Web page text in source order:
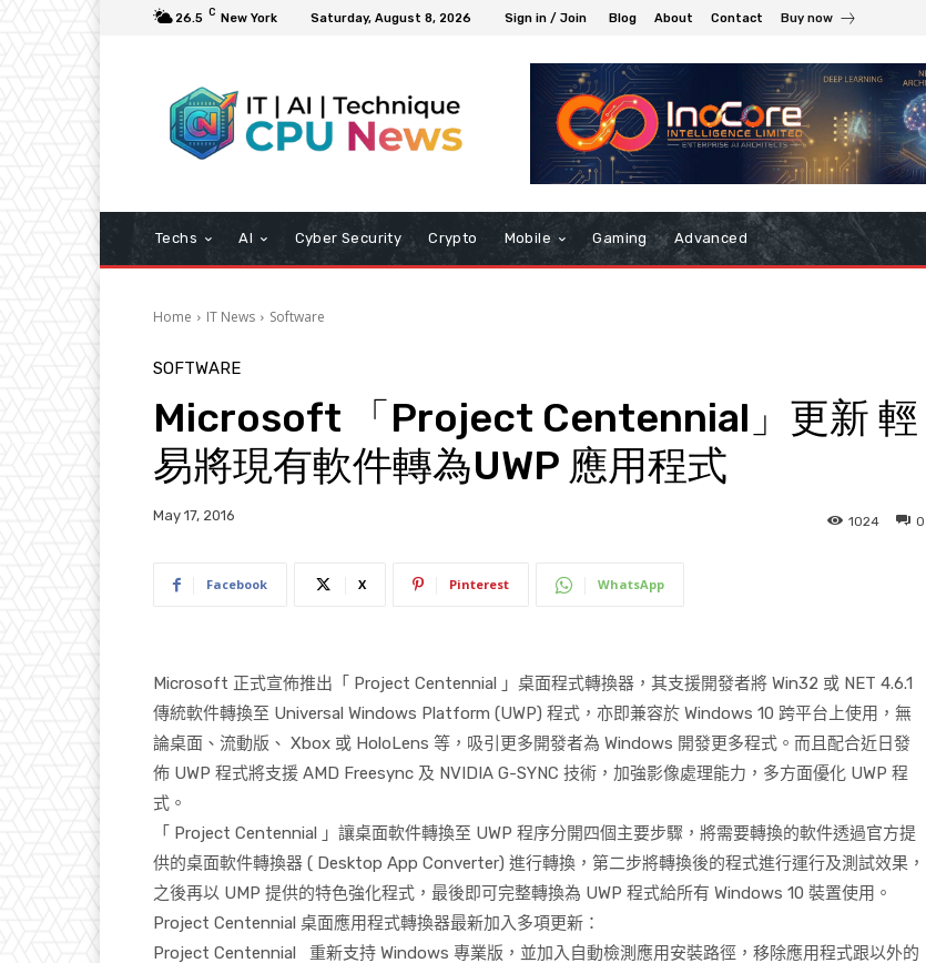
26.5 C New York Saturday, August 8, 2026 Sign in / Join Blog About Contact Buy now
Techs AI Cyber Security Crypto Mobile Gaming Advanced
Home IT News Software
SOFTWARE
Microsoft 「Project Centennial」更新 輕
易將現有軟件轉為UWP 應用程式
May 17, 2016 0
1024
Facebook X Pinterest WhatsApp
Microsoft 正式宣佈推出「 Project Centennial 」桌面程式轉換器，其支援開發者將 Win32 或 NET 4.6.1
傳統軟件轉換至 Universal Windows Platform (UWP) 程式，亦即兼容於 Windows 10 跨平台上使用，無
論桌面、流動版、 Xbox 或 HoloLens 等，吸引更多開發者為 Windows 開發更多程式。而且配合近日發
佈 UWP 程式將支援 AMD Freesync 及 NVIDIA G-SYNC 技術，加強影像處理能力，多方面優化 UWP 程
式。
「 Project Centennial 」讓桌面軟件轉換至 UWP 程序分開四個主要步驟，將需要轉換的軟件透過官方提
供的桌面軟件轉換器 ( Desktop App Converter) 進行轉換，第二步將轉換後的程式進行運行及測試效果，
之後再以 UMP 提供的特色強化程式，最後即可完整轉換為 UWP 程式給所有 Windows 10 裝置使用。
Project Centennial 桌面應用程式轉換器最新加入多項更新：
Project Centennial
重新支持 Windows 專業版，並加入自動檢測應用安裝路徑，移除應用程式跟以外的